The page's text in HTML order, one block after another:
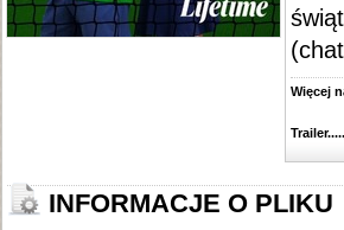
Więcej
INFORMACJE O PLIKU